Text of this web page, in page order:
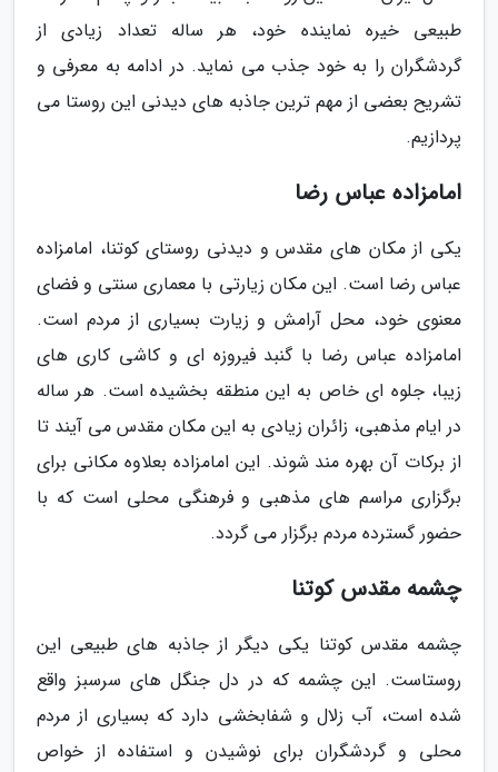
طبیعی خیره نماینده خود، هر ساله تعداد زیادی از
گردشگران را به خود جذب می نماید. در ادامه به معرفی و
تشریح بعضی از مهم ترین جاذبه های دیدنی این روستا می
پردازیم.
امامزاده عباس رضا
یکی از مکان های مقدس و دیدنی روستای کوتنا، امامزاده
عباس رضا است. این مکان زیارتی با معماری سنتی و فضای
معنوی خود، محل آرامش و زیارت بسیاری از مردم است.
امامزاده عباس رضا با گنبد فیروزه ای و کاشی کاری های
زیبا، جلوه ای خاص به این منطقه بخشیده است. هر ساله
در ایام مذهبی، زائران زیادی به این مکان مقدس می آیند تا
از برکات آن بهره مند شوند. این امامزاده بعلاوه مکانی برای
برگزاری مراسم های مذهبی و فرهنگی محلی است که با
حضور گسترده مردم برگزار می گردد.
چشمه مقدس کوتنا
چشمه مقدس کوتنا یکی دیگر از جاذبه های طبیعی این
روستاست. این چشمه که در دل جنگل های سرسبز واقع
شده است، آب زلال و شفابخشی دارد که بسیاری از مردم
محلی و گردشگران برای نوشیدن و استفاده از خواص